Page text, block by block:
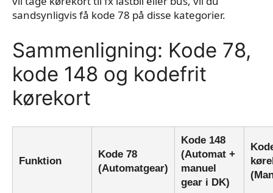
sandsynligvis få kode 78 på disse kategorier.
Sammenligning: Kode 78,
kode 148 og kodefrit
kørekort
Funktion
Kode 78
(Automatgear)
Kode 148
(Automat +
manuel
gear i DK)